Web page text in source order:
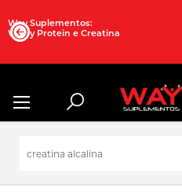
Way Suplementos:
Whey Protein e Creatina